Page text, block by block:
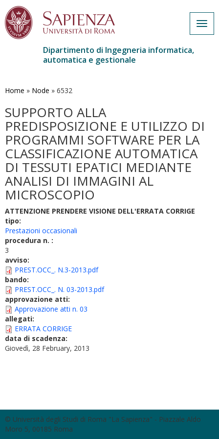
contenuto
Dipartimento di Ingegneria informatica,
automatica e gestionale
Home » Node » 6532
SUPPORTO ALLA
PREDISPOSIZIONE E UTILIZZO DI
PROGRAMMI SOFTWARE PER LA
CLASSIFICAZIONE AUTOMATICA
DI TESSUTI EPATICI MEDIANTE
ANALISI DI IMMAGINI AL
MICROSCOPIO
ATTENZIONE PRENDERE VISIONE DELL'ERRATA CORRIGE
tipo:
Prestazioni occasionali
procedura n. :
3
avviso:
PREST.OCC_. N.3-2013.pdf
bando:
PREST.OCC_. N. 03-2013.pdf
approvazione atti:
Approvazione atti n. 03
allegati:
ERRATA CORRIGE
data di scadenza:
Giovedì, 28 February, 2013
© Università degli Studi di Roma "La Sapienza" - Piazzale Aldo
Moro 5, 00185 Roma